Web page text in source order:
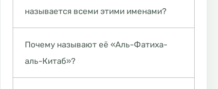
называется всеми этими именами?
Почему называют её «Аль-Фатиха-
аль-Китаб»?